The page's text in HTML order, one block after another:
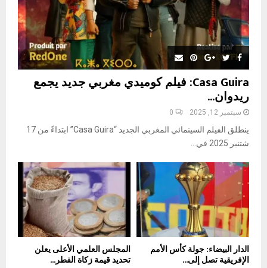
Casa Guira: فيلم كوميدي مغربي جديد يجمع
ريدوان...
سبتمبر 12, 2025 0
ينطلق الفيلم السينمائي المغربي الجديد “Casa Guira” ابتداءً من 17
شتنبر 2025 في...
المجلس العلمي الأعلى يعلن
تحديد قيمة زكاة الفطر...
الدار البيضاء: جولة كأس الأمم
الإفريقية تصل إلى...